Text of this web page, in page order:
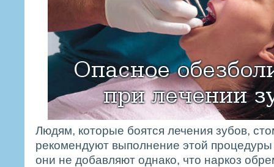
Людям, которые боятся лечения зубов,
рекомендуют выполнение этой
они не добавляют однако, что наркоз